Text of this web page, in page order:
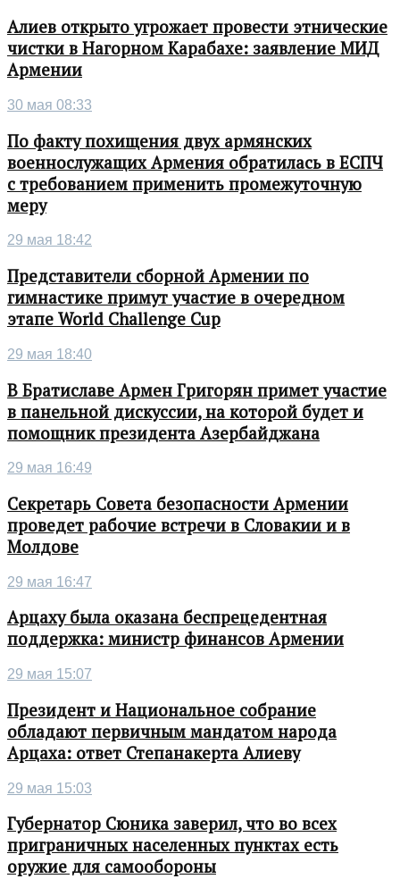
Алиев открыто угрожает провести этнические
чистки в Нагорном Карабахе: заявление МИД
Армении
30 мая 08:33
По факту похищения двух армянских
военнослужащих Армения обратилась в ЕСПЧ
с требованием применить промежуточную
меру
29 мая 18:42
Представители сборной Армении по
гимнастике примут участие в очередном
этапе World Challenge Cup
29 мая 18:40
В Братиславе Армен Григорян примет участие
в панельной дискуссии, на которой будет и
помощник президента Азербайджана
29 мая 16:49
Секретарь Совета безопасности Армении
проведет рабочие встречи в Словакии и в
Молдове
29 мая 16:47
Арцаху была оказана беспрецедентная
поддержка: министр финансов Армении
29 мая 15:07
Президент и Национальное собрание
обладают первичным мандатом народа
Арцаха: ответ Степанакерта Алиеву
29 мая 15:03
Губернатор Сюника заверил, что во всех
приграничных населенных пунктах есть
оружие для самообороны